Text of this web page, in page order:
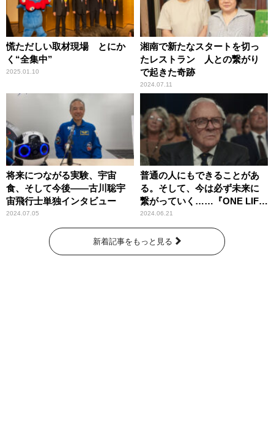
慌ただしい取材現場 とにか
く“全集中”
2025.01.10
湘南で新たなスタートを切っ
たレストラン 人との繋がり
で起きた奇跡
2024.07.11
将来につながる実験、宇宙
食、そして今後――古川聡宇
宙飛行士単独インタビュー
2024.07.05
普通の人にもできることがあ
る。そして、今は必ず未来に
繋がっていく……『ONE LIFE
奇跡が繋いだ6000の命』
2024.06.21
新着記事をもっと見る